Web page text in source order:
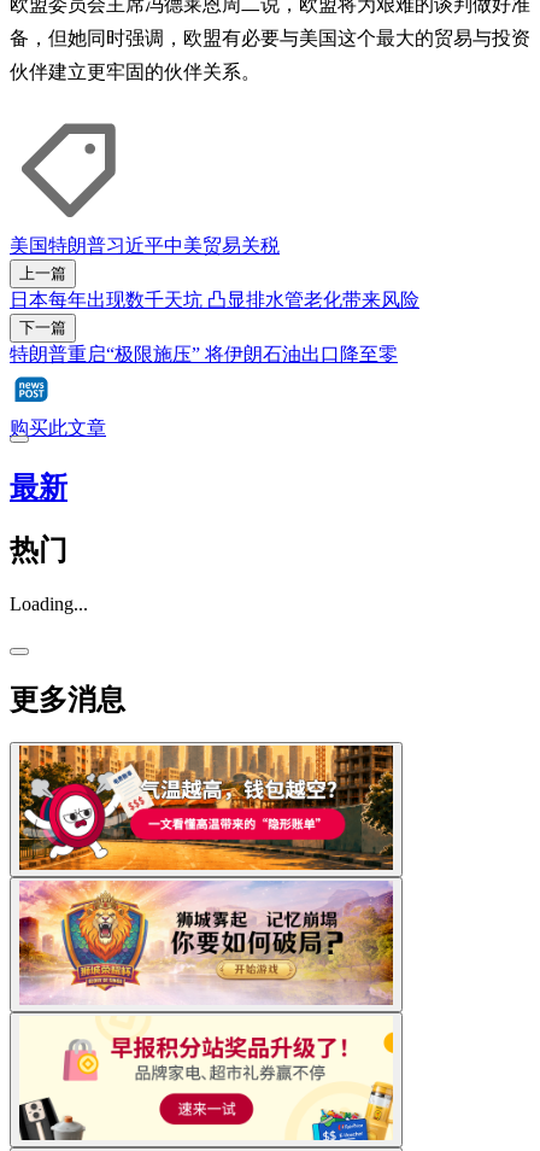
备，但她同时强调，欧盟有必要与美国这个最大的贸易与投资
伙伴建立更牢固的伙伴关系。
美国特朗普习近平中美贸易关税
上一篇
日本每年出现数千天坑 凸显排水管老化带来风险
下一篇
特朗普重启“极限施压” 将伊朗石油出口降至零
购买此文章
最新
热门
Loading...
更多消息